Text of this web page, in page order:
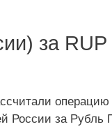
за
операцию
России за Рубль